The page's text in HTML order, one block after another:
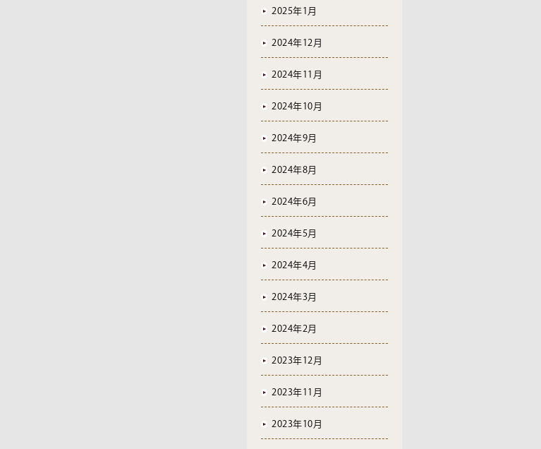
2025年1月
2024年12月
2024年11月
2024年10月
2024年9月
2024年8月
2024年6月
2024年5月
2024年4月
2024年3月
2024年2月
2023年12月
2023年11月
2023年10月